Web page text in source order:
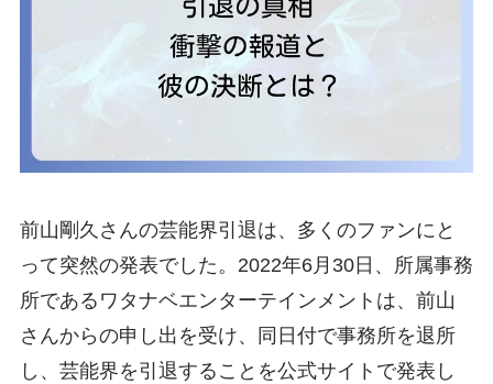
前山剛久さんの芸能界引退は、多くのファンにと
って突然の発表でした。2022年6月30日、所属事務
所であるワタナベエンターテインメントは、前山
さんからの申し出を受け、同日付で事務所を退所
し、芸能界を引退することを公式サイトで発表し